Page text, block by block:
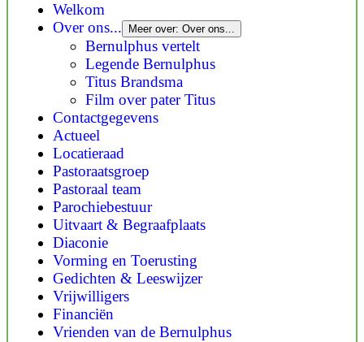
Welkom
Over ons...
Meer over: Over ons...
Bernulphus vertelt
Legende Bernulphus
Titus Brandsma
Film over pater Titus
Contactgegevens
Actueel
Locatieraad
Pastoraatsgroep
Pastoraal team
Parochiebestuur
Uitvaart & Begraafplaats
Diaconie
Vorming en Toerusting
Gedichten & Leeswijzer
Vrijwilligers
Financiën
Vrienden van de Bernulphus